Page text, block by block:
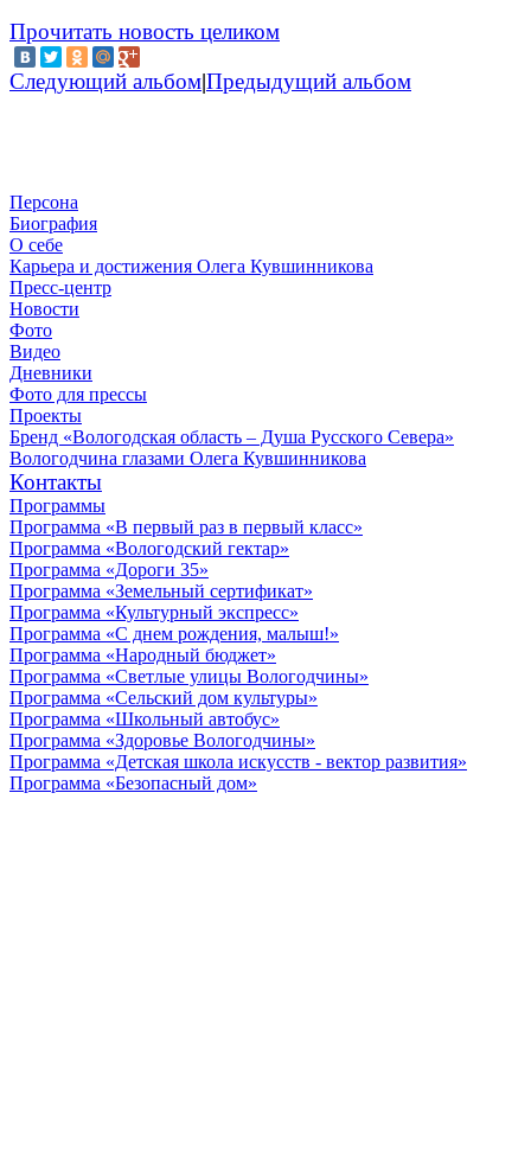
Прочитать новость целиком
Следующий альбом|Предыдущий альбом
Персона
Биография
О себе
Карьера и достижения Олега Кувшинникова
Пресс-центр
Новости
Фото
Видео
Дневники
Фото для прессы
Проекты
Бренд «Вологодская область – Душа Русского Севера»
Вологодчина глазами Олега Кувшинникова
Контакты
Программы
Программа «В первый раз в первый класс»
Программа «Вологодский гектар»
Программа «Дороги 35»
Программа «Земельный сертификат»
Программа «Культурный экспресс»
Программа «С днем рождения, малыш!»
Программа «Народный бюджет»
Программа «Светлые улицы Вологодчины»
Программа «Сельский дом культуры»
Программа «Школьный автобус»
Программа «Здоровье Вологодчины»
Программа «Детская школа искусств - вектор развития»
Программа «Безопасный дом»